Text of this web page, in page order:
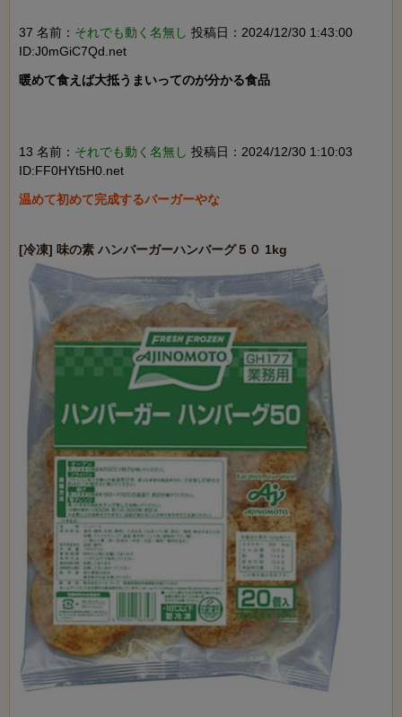
37 名前： それでも動く名無し 投稿日：2024/12/30 1:43:00
ID:J0mGiC7Qd.net
暖めて食えば大抵うまいってのが分かる食品
13 名前： それでも動く名無し 投稿日：2024/12/30 1:10:03
ID:FF0HYt5H0.net
温めて初めて完成するバーガーやな